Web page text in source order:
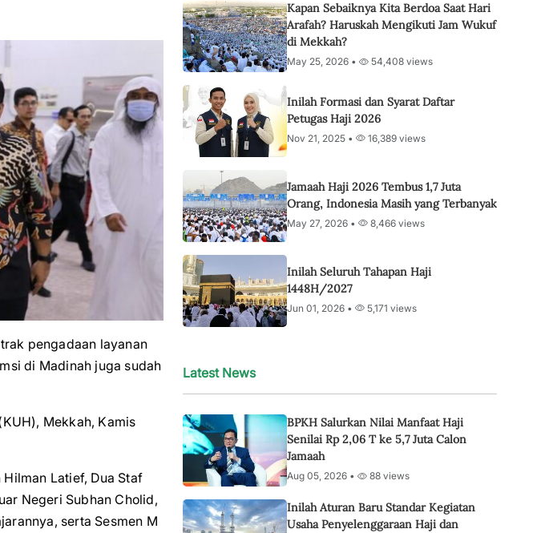
pengadaan layanan
di Madinah juga sudah
Mekkah, Kamis
Latief, Dua Staf
Negeri Subhan Cholid,
serta Sesmen M
Kapan Sebaiknya Kita Berdoa Saat Hari
Arafah? Haruskah Mengikuti Jam Wukuf
di Mekkah?
May 25, 2026 • 54,408 views
Inilah Formasi dan Syarat Daftar
Petugas Haji 2026
Nov 21, 2025 • 16,389 views
Jamaah Haji 2026 Tembus 1,7 Juta
Orang, Indonesia Masih yang Terbanyak
May 27, 2026 • 8,466 views
Inilah Seluruh Tahapan Haji
1448H/2027
Jun 01, 2026 • 5,171 views
Latest News
BPKH Salurkan Nilai Manfaat Haji
Senilai Rp 2,06 T ke 5,7 Juta Calon
Jamaah
Aug 05, 2026 • 88 views
Inilah Aturan Baru Standar Kegiatan
Usaha Penyelenggaraan Haji dan